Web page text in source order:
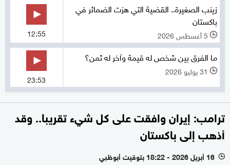
زينب الصغيرة.. القضية التي هزت الضمائر في
باكستان
l 5 أغسطس 2026 12:55
ما الفرق بين شخص له قيمة وآخر له ثمن؟
l 31 يوليو 2026
23:53
ترامب: إيران وافقت على كل شيء تقريبا.. وقد
أذهب إلى باكستان
l 16 أبريل 2026 - 18:22 بتوقيت أبوظبي